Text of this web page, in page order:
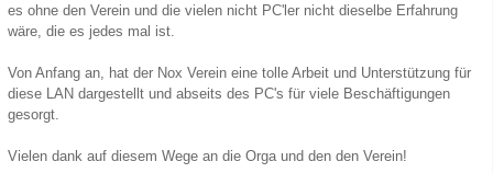
es ohne den Verein und die vielen nicht PC'ler nicht dieselbe Erfahrung
wäre, die es jedes mal ist.
Von Anfang an, hat der Nox Verein eine tolle Arbeit und Unterstützung für
diese LAN dargestellt und abseits des PC's für viele Beschäftigungen
gesorgt.
Vielen dank auf diesem Wege an die Orga und den den Verein!